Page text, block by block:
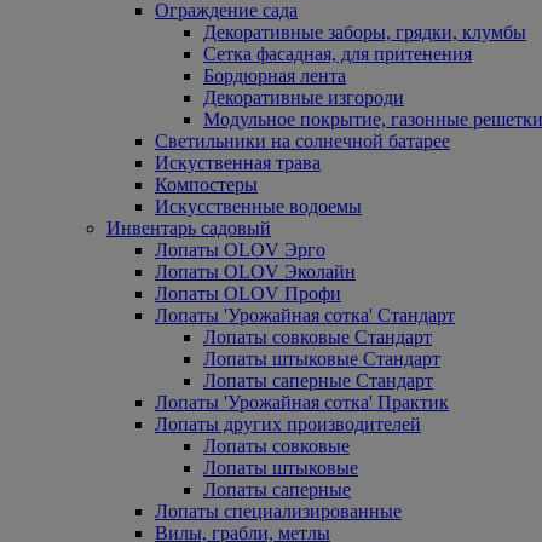
Ограждение сада
Декоративные заборы, грядки, клумбы
Сетка фасадная, для притенения
Бордюрная лента
Декоративные изгороди
Модульное покрытие, газонные
Светильники на солнечной батарее
Искуственная трава
Компостеры
Искусственные водоемы
Инвентарь садовый
Лопаты OLOV Эрго
Лопаты OLOV Эколайн
Лопаты OLOV Профи
Лопаты 'Урожайная сотка' Стандарт
Лопаты совковые Стандарт
Лопаты штыковые Стандарт
Лопаты саперные Стандарт
Лопаты 'Урожайная сотка' Практик
Лопаты других производителей
Лопаты совковые
Лопаты штыковые
Лопаты саперные
Лопаты специализированные
Вилы, грабли, метлы